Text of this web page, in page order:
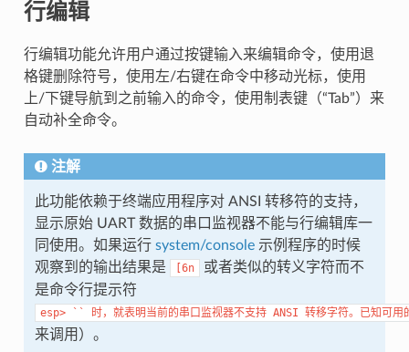
行编辑
行编辑功能允许用户通过按键输入来编辑命令，使用退
格键删除符号，使用左/右键在命令中移动光标，使用
上/下键导航到之前输入的命令，使用制表键（“Tab”）来
自动补全命令。
注解
此功能依赖于终端应用程序对 ANSI 转移符的支持，
显示原始 UART 数据的串口监视器不能与行编辑库一
同使用。如果运行 system/console示例程序的时候
观察到的输出结果是
[6n
或者类似的转义字符而不
是命令行提示符
esp> `` 时，就表明当前的串口监视器不支持 ANSI 转移字符。已知可用
来调用）。